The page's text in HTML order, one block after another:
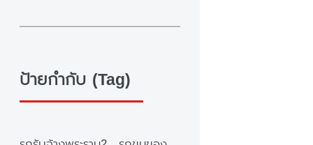
ป้ายกำกับ (Tag)